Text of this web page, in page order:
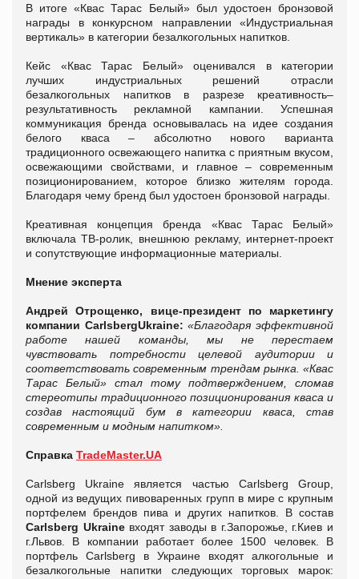
В итоге «Квас Тарас Белый» был удостоен бронзовой
награды в конкурсном направлении «Индустриальная
вертикаль» в категории безалкогольных напитков.
Кейс «Квас Тарас Белый» оценивался в категории
лучших индустриальных решений отрасли
безалкогольных напитков в разрезе креативность–
результативность рекламной кампании. Успешная
коммуникация бренда основывалась на идее создания
белого кваса – абсолютно нового варианта
традиционного освежающего напитка с приятным вкусом,
освежающими свойствами, и главное – современным
позиционированием, которое близко жителям города.
Благодаря чему бренд был удостоен бронзовой награды.
Креативная концепция бренда «Квас Тарас Белый»
включала ТВ-ролик, внешнюю рекламу, интернет-проект
и сопутствующие информационные материалы.
Мнение эксперта
Андрей Отрощенко, вице-президент по маркетингу
компании CarlsbergUkraine:«Благодаря эффективной
работе нашей команды, мы не перестаем
чувствовать потребности целевой аудитории и
соответствовать современным трендам рынка. «Квас
Тарас Белый» стал тому подтверждением, сломав
стереотипы традиционного позиционирования кваса и
создав настоящий бум в категории кваса, став
современным и модным напитком».
Справка TradeMaster.UA
Carlsberg Ukraine является частью Carlsberg Group,
одной из ведущих пивоваренных групп в мире с крупным
портфелем брендов пива и других напитков. В состав
Carlsberg Ukraineвходят заводы в г.Запорожье, г.Киев и
г.Львов. В компании работает более 1500 человек. В
портфель Carlsberg в Украине входят алкогольные и
безалкогольные напитки следующих торговых марок: